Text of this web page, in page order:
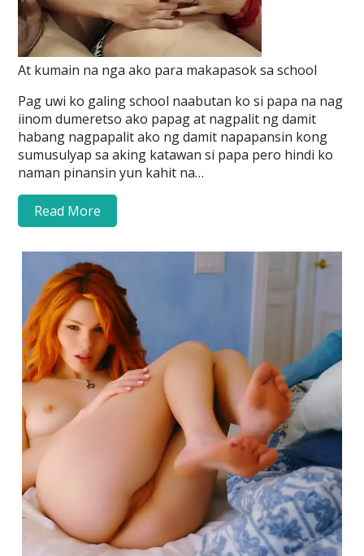
At kumain na nga ako para makapasok sa school
Pag uwi ko galing school naabutan ko si papa na nag
iinom dumeretso ako papag at nagpalit ng damit
habang nagpapalit ako ng damit napapansin kong
sumusulyap sa aking katawan si papa pero hindi ko
naman pinansin yun kahit na…
Read More